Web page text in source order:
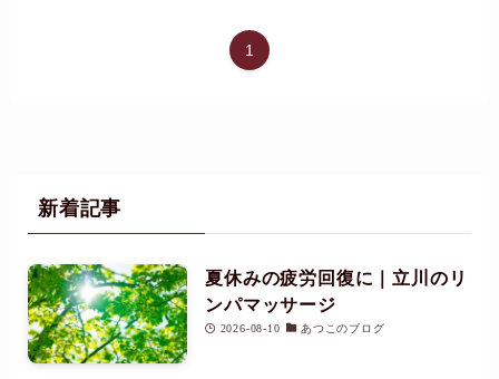
1
新着記事
夏休みの疲労回復に｜立川のリ
ンパマッサージ
2026-08-10 あつこのブログ